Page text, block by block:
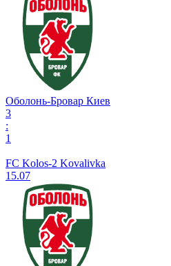
Оболонь-Бровар Киев
3
:
1
FC Kolos-2 Kovalivka
15.07